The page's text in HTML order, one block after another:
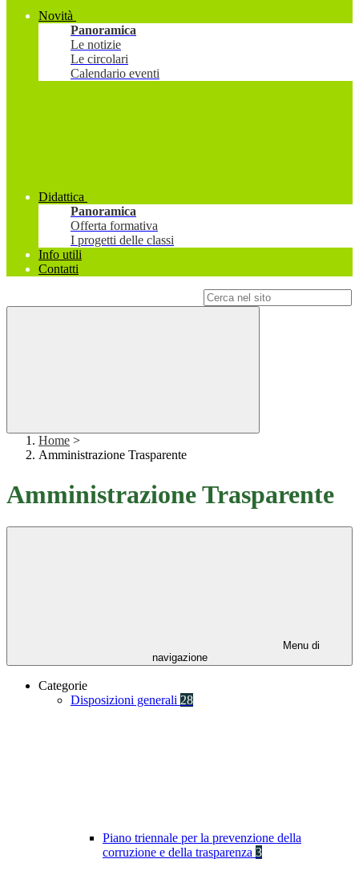
Novità
Panoramica
Le notizie
Le circolari
Calendario eventi
Didattica
Panoramica
Offerta formativa
I progetti delle classi
Info utili
Contatti
Home >
Amministrazione Trasparente
Amministrazione Trasparente
Menu di
navigazione
Categorie
Disposizioni generali 28
Piano triennale per la prevenzione della
corruzione e della trasparenza 3